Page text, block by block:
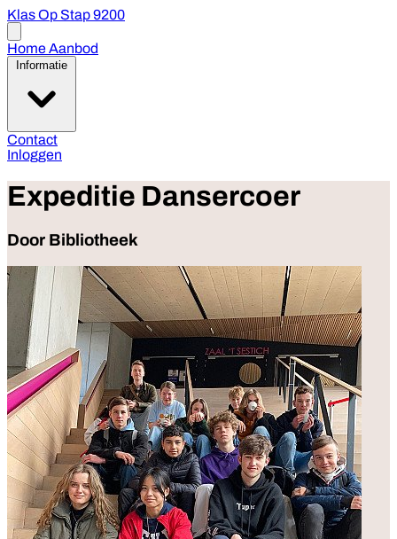
Klas Op Stap 9200
menu
HomeAanbod
Informatie
Contact
Inloggen
Expeditie Dansercoer
Door Bibliotheek